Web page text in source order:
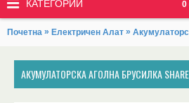
0
КАТЕГОРИИ
Почетна » Електричен Алат »